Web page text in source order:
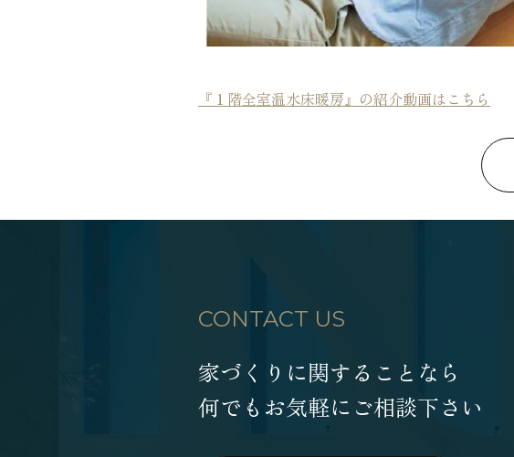
『１階全室温水床暖房』の紹介動画はこちら
CONTACT US
家づくりに関することなら
何でもお気軽にご相談下さい